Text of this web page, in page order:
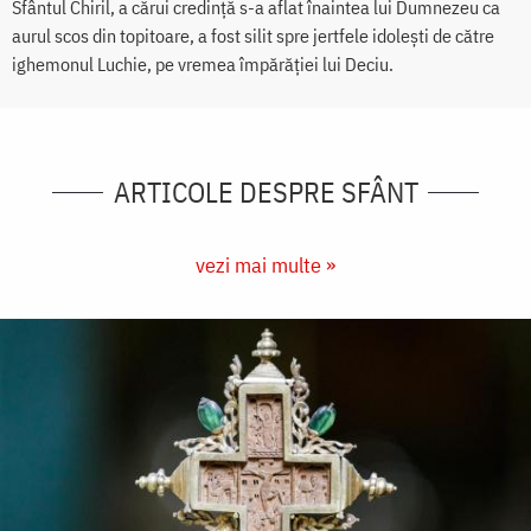
Sfântul Chiril, a cărui credinţă s-a aflat înaintea lui Dumnezeu ca
aurul scos din topitoare, a fost silit spre jertfele idoleşti de către
ighemonul Luchie, pe vremea împărăţiei lui Deciu.
ARTICOLE DESPRE SFÂNT
vezi mai multe »